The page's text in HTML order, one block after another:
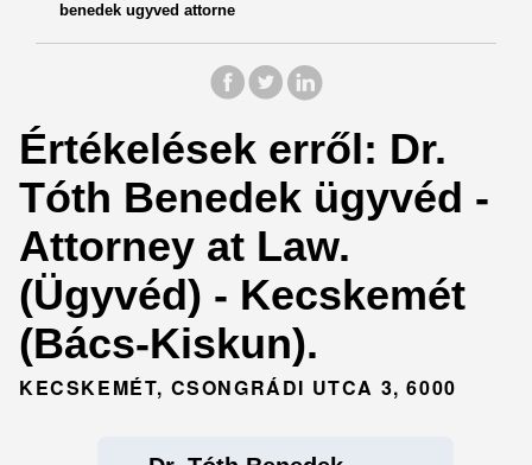
benedek ugyved attorne
Értékelések erről: Dr.
Tóth Benedek ügyvéd -
Attorney at Law.
(Ügyvéd) - Kecskemét
(Bács-Kiskun).
KECSKEMÉT, CSONGRÁDI UTCA 3, 6000